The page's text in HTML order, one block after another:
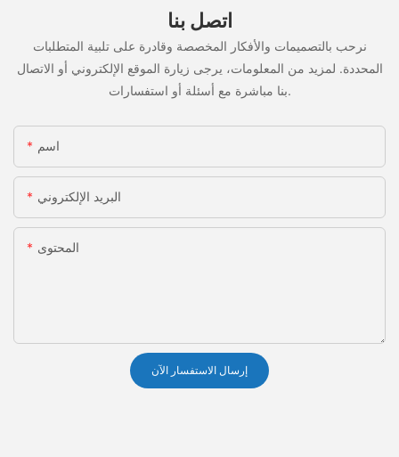
اتصل بنا
نرحب بالتصميمات والأفكار المخصصة وقادرة على تلبية المتطلبات
المحددة. لمزيد من المعلومات، يرجى زيارة الموقع الإلكتروني أو الاتصال
بنا مباشرة مع أسئلة أو استفسارات.
اسم
البريد الإلكتروني
المحتوى
إرسال الاستفسار الآن